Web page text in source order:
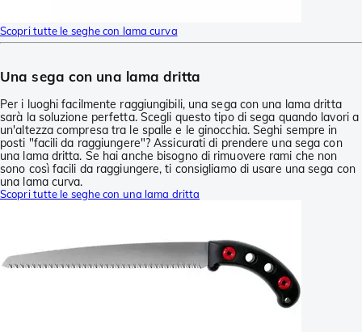
Scopri tutte le seghe con lama curva
Una sega con una lama dritta
Per i luoghi facilmente raggiungibili, una sega con una lama dritta
sarà la soluzione perfetta. Scegli questo tipo di sega quando lavori a
un'altezza compresa tra le spalle e le ginocchia. Seghi sempre in
posti "facili da raggiungere"? Assicurati di prendere una sega con
una lama dritta. Se hai anche bisogno di rimuovere rami che non
sono così facili da raggiungere, ti consigliamo di usare una sega con
una lama curva.
Scopri tutte le seghe con una lama dritta